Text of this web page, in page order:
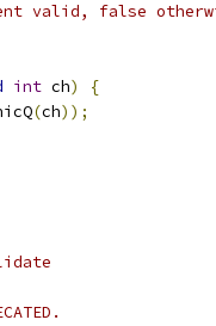
valid, false
int ch)
{
(ch));